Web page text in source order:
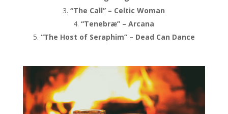
“The Call” – Celtic Woman
“Tenebræ” – Arcana
“The Host of Seraphim” – Dead Can Dance